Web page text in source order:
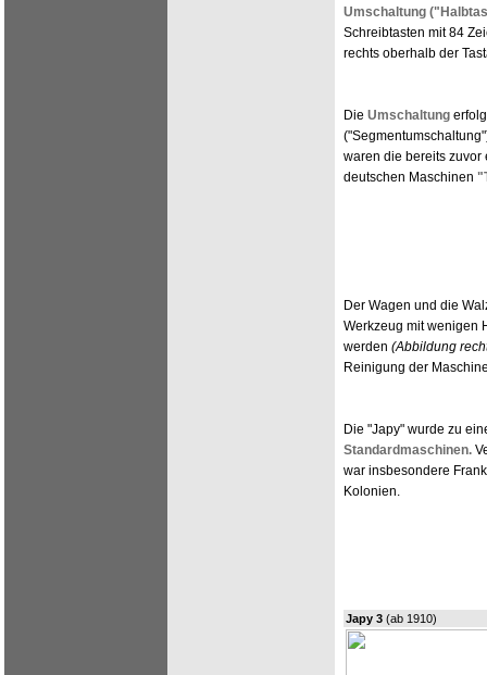
Umschaltung
Schreibtasten mit 84
rechts oberhalb der
Die Umschaltung
waren die bereits
deutschen Maschinen
Der Wagen und die
Werkzeug mit wenigen
werden (Abbildung
Reinigung der
Die "Japy" wurde zu
Standardmaschinen.
war insbesondere
Kolonien.
Japy 3 (ab 1910)